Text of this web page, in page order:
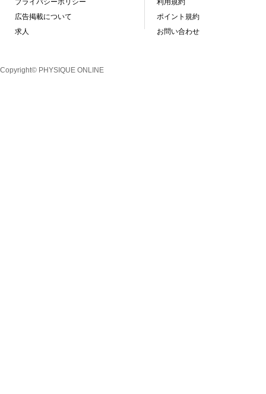
プライバシーポリシー
広告掲載について
求人
利用規約
ポイント規約
お問い合わせ
Copyright© PHYSIQUE ONLINE